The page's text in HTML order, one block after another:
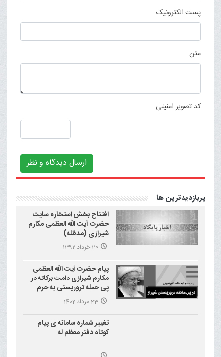
پست الکترونیک
متن
کد تصویر امنیتی
ارسال دیدگاه و نظر
پربازدیدترین ها
افتتاح بخش استخاره سایت
حضرت آیت الله العظمی مکارم
شیرازی (مدظله)
20 خرداد 1392
پیام حضرت آیت الله العظمی
مکارم شیرازی دامت برکاته در
پی حمله تروریستی به حرم
احمد بن موسی علیه السلام
(شاهچراغ)
23 مرداد 1402
تغییر شماره سامانه ی پیام
کوتاه دفتر معظم له